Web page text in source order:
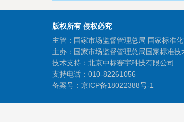
版权所有 侵权必究
主管：国家市场监督管理总局 国家标准
主办：国家市场监督管理总局国家标准技
技术支持：北京中标赛宇科技有限公司
支持电话：010-82261056
备案号： 京ICP备18022388号-1